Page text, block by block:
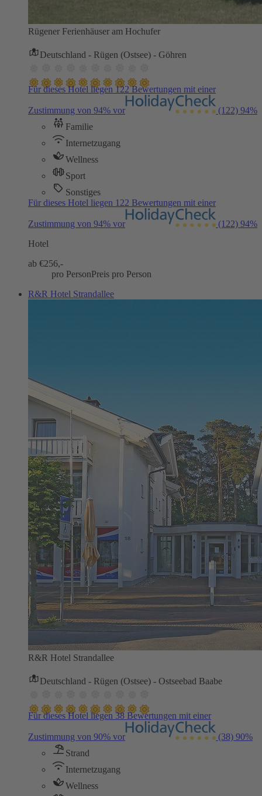
Rügener Ferienhäuser am Hochufer
Deutschland - Rügen (Ostsee) - Göhren
Für dieses Hotel liegen 122 Bewertungen mit einer
Zustimmung von 94% vor (122) 94%
Familie
Internetzugang
Wellness
Sport
Sonstiges
Für dieses Hotel liegen 122 Bewertungen mit einer
Zustimmung von 94% vor (122) 94%
Hotel
ab €256,-
pro PersonPreis pro Person
R&R Hotel Strandallee
R&R Hotel Strandallee
Deutschland - Rügen (Ostsee) - Ostseebad Baabe
Für dieses Hotel liegen 38 Bewertungen mit einer
Zustimmung von 90% vor (38) 90%
Strand
Internetzugang
Wellness